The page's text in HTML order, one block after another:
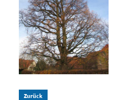
Zurück